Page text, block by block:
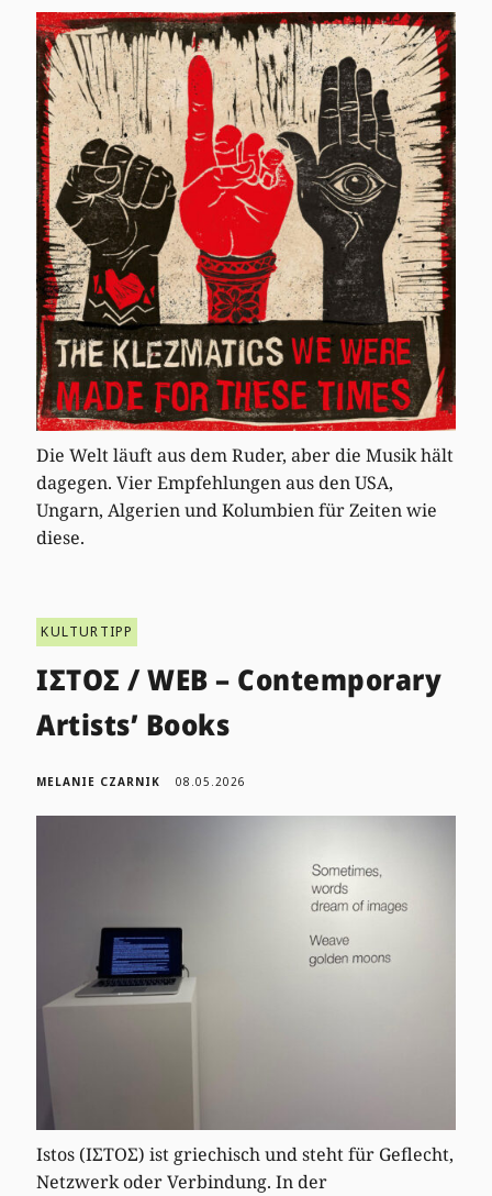
Die Welt läuft aus dem Ruder, aber die Musik hält
dagegen. Vier Empfehlungen aus den USA,
Ungarn, Algerien und Kolumbien für Zeiten wie
diese.
KULTURTIPP
ΙΣΤΟΣ / WEB – Contemporary
Artists’ Books
MELANIE CZARNIK 08.05.2026
Istos (ΙΣΤΟΣ) ist griechisch und steht für Geflecht,
Netzwerk oder Verbindung. In der